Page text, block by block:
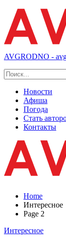
AVGRODNO -
Новости
Афиша
Погода
Стать
Контакты
Home
Интересное
Page 2
Интересное